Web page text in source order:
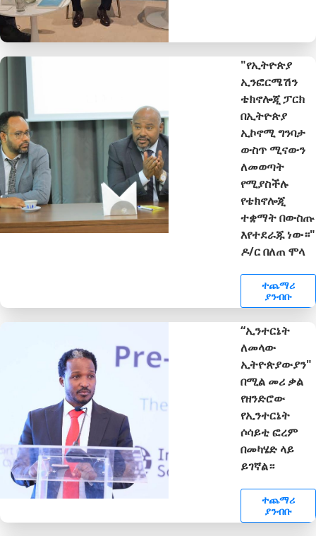
"የኢትዮጵያ
ኢንፎርሜሽን
ቴክኖሎጂ ፓርክ
በኢትዮጵያ
ኢኮኖሚ ግንባታ
ውስጥ ሚናውን
ለመወጣት
የሚያስችሉ
የቴክኖሎጂ
ተቋማት በውስጡ
እየተደራጁ ነው።"
ዶ/ር በለጠ ሞላ
ተጨማሪ
ያንብቡ
“ኢንተርኔት
ለመላው
ኢትዮጵያውያን"
በሚል መሪ ቃል
የዘንድሮው
የኢንተርኔት
ሶሳይቲ ፎረም
በመካሄድ ላይ
ይገኛል።
ተጨማሪ
ያንብቡ